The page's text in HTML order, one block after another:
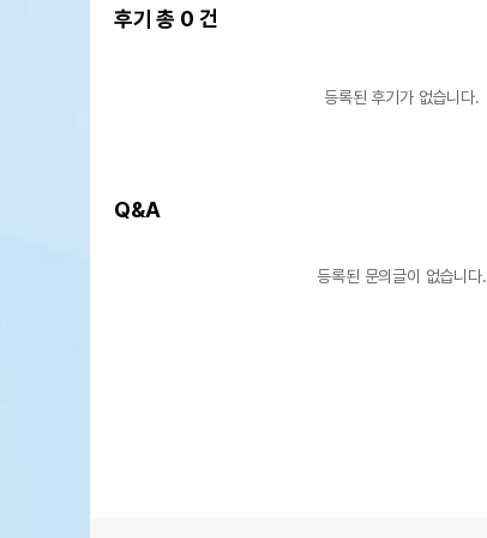
후기 총 0 건
등록된 후기가 없습니다.
Q&A
등록된 문의글이 없습니다.